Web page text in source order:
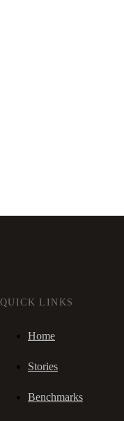
QUICK LINKS
Home
Stories
Benchmarks